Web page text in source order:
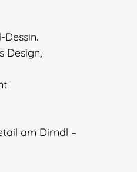
Design,
am Dirndl –